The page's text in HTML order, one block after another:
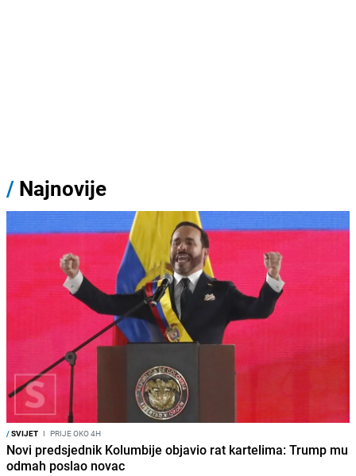
/ Najnovije
/SVIJET I PRIJE OKO 4H
Novi predsjednik Kolumbije objavio rat kartelima: Trump mu
odmah poslao novac